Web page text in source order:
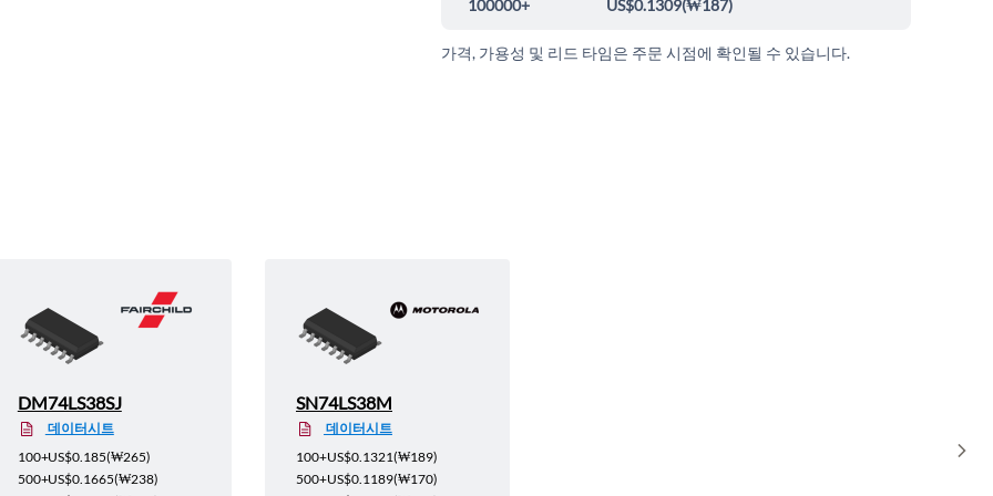
100000+ US$0.1309(₩187)
가격, 가용성 및 리드 타임은 주문 시점에 확인될 수 있습니다.
DM74LS38SJ
데이터시트
100+US$0.185(₩265)
500+US$0.1665(₩238)
SN74LS38M
데이터시트
100+US$0.1321(₩189)
500+US$0.1189(₩170)